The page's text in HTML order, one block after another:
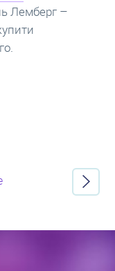
– що
Експертів